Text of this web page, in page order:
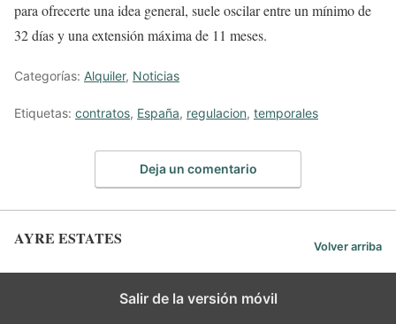
para ofrecerte una idea general, suele oscilar entre un mínimo de
32 días y una extensión máxima de 11 meses.
Categorías: Alquiler, Noticias
Etiquetas: contratos, España, regulacion, temporales
Deja un comentario
AYRE ESTATES Volver arriba
Salir de la versión móvil